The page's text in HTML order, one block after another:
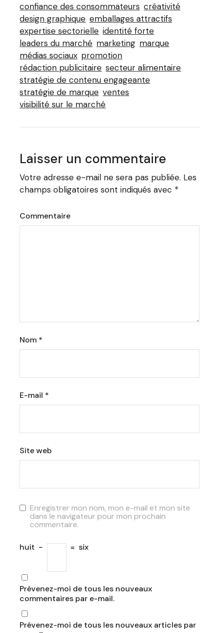
confiance des consommateurs créativité
design graphique emballages attractifs
expertise sectorielle identité forte
leaders du marché marketing marque
médias sociaux promotion
rédaction publicitaire secteur alimentaire
stratégie de contenu engageante
stratégie de marque ventes
visibilité sur le marché
Laisser un commentaire
Votre adresse e-mail ne sera pas publiée. Les
champs obligatoires sont indiqués avec *
Commentaire
Nom *
E-mail *
Site web
Enregistrer mon nom, mon e-mail et mon site
dans le navigateur pour mon prochain
commentaire.
huit − = six
Prévenez-moi de tous les nouveaux
commentaires par e-mail.
Prévenez-moi de tous les nouveaux articles par